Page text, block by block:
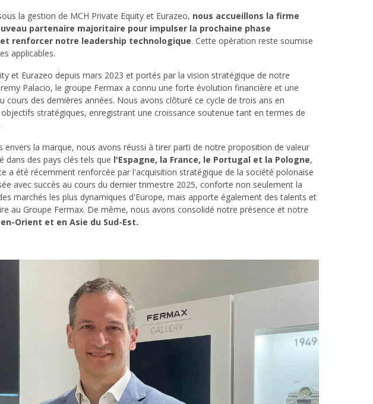
la gestion de MCH Private Equity et Eurazeo, nous accueillons la firme
partenaire majoritaire pour impulser la prochaine phase
renforcer notre leadership technologique. Cette opération reste soumise
applicables.
et Eurazeo depuis mars 2023 et portés par la vision stratégique de notre
Palacio, le groupe Fermax a connu une forte évolution financière et une
cours des dernières années. Nous avons clôturé ce cycle de trois ans en
stratégiques, enregistrant une croissance soutenue tant en termes de
envers la marque, nous avons réussi à tirer parti de notre proposition de valeur
dans des pays clés tels que l'Espagne, la France, le Portugal et la Pologne,
a été récemment renforcée par l'acquisition stratégique de la société polonaise
avec succès au cours du dernier trimestre 2025, conforte non seulement la
marchés les plus dynamiques d'Europe, mais apporte également des talents et
au Groupe Fermax. De même, nous avons consolidé notre présence et notre
Orient et en Asie du Sud-Est.